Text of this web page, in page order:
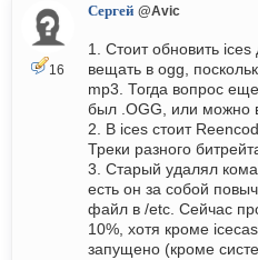
16
Сергей @Avic
1. Стоит обновить
вещать в ogg,
mp3. Тогда вопрос
был .OGG, или можно
2. В ices стоит
Треки разного
3. Старый удалял
есть он за собой
файл в /etc. Сейчас
10%, хотя кроме
запущено (кроме